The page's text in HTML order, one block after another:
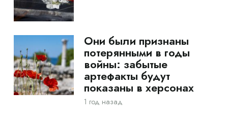
Они были признаны
потерянными в годы
войны: забытые
артефакты будут
показаны в херсонах
1 год назад